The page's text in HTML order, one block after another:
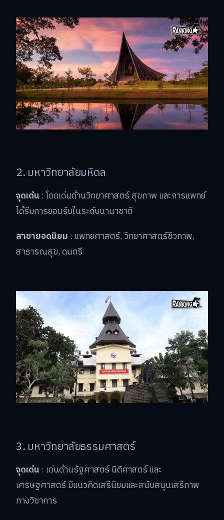
2. มหาวิทยาลัยมหิดล
จุดเด่น : โดดเด่นด้านวิทยาศาสตร์ สุขภาพ และการแพทย์
ได้รับการยอมรับในระดับนานาชาติ
สาขายอดนิยม : แพทยศาสตร์, วิทยาศาสตร์ชีวภาพ,
สาธารณสุข, ดนตรี
3. มหาวิทยาลัยธรรมศาสตร์
จุดเด่น : เด่นด้านรัฐศาสตร์ นิติศาสตร์ และ
เศรษฐศาสตร์ มีแนวคิดเสรีนิยมและสนับสนุนเสรีภาพ
ทางวิชาการ